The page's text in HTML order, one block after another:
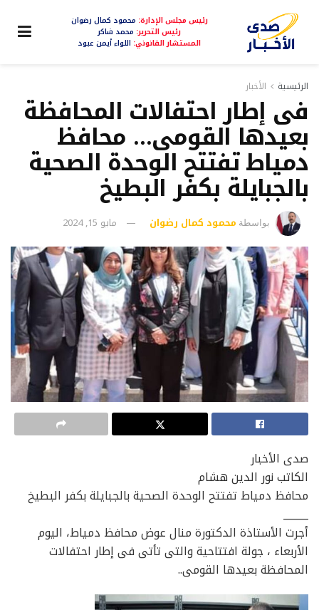
رئيس مجلس الإدارة: محمود كمال رضوان
رئيس التحرير: محمد شاكر
المستشار القانوني: اللواء أيمن عبود
الرئيسية الأخبار
فى إطار احتفالات المحافظة
بعيدها القومى… محافظ
دمياط تفتتح الوحدة الصحية
بالجبايلة بكفر البطيخ
بواسطة محمود كمال رضوان مايو 15, 2024
صدى الأخبار
الكاتب نور الدين هشام
محافظ دمياط تفتتح الوحدة الصحية بالجبايلة بكفر البطيخ
_____
أجرت الأستاذة الدكتورة منال عوض محافظ دمياط، اليوم
الأربعاء ، جولة افتتاحية والتى تأتى فى إطار احتفالات
المحافظة بعيدها القومى..